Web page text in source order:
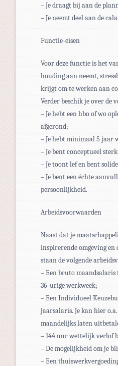
– Je draagt bij aan de
– Je neemt deel aan de
Functie-eisen
Voor deze functie is het
houding aan neemt,
krijgt om te werken aan
Verder beschik je over de
– Je hebt een hbo of wo
afgerond;
– Je hebt minimaal 5 jaar
– Je bent conceptueel
– Je toont lef en bent
– Je bent een échte
persoonlijkheid.
Arbeidsvoorwaarden
Naast dat je
inspirerende omgeving
staan de volgende
– Een bruto maandsalaris
36-urige werkweek;
– Een Individueel
jaarsalaris. Je kan hier
maandelijks laten
– 144 uur wettelijk verlof
– De mogelijkheid om je
– Een